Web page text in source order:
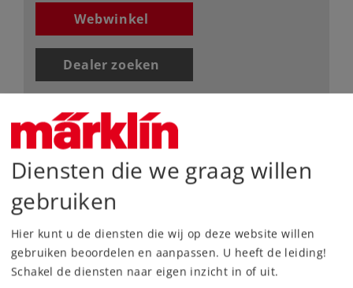
Webwinkel
Dealer zoeken
Highlights
Diensten die we graag willen
gebruiken
Hier kunt u de diensten die wij op deze website willen
gebruiken beoordelen en aanpassen. U heeft de leiding!
Schakel de diensten naar eigen inzicht in of uit.